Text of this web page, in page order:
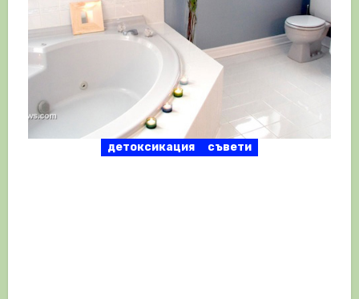
детоксикация съвети